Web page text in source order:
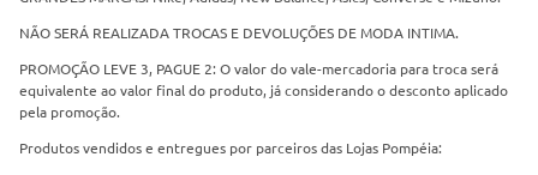
NÃO SERÁ REALIZADA TROCAS E DEVOLUÇÕES DE MODA INTIMA.
PROMOÇÃO LEVE 3, PAGUE 2: O valor do vale-mercadoria para troca será
equivalente ao valor final do produto, já considerando o desconto aplicado
pela promoção.
Produtos vendidos e entregues por parceiros das Lojas Pompéia: